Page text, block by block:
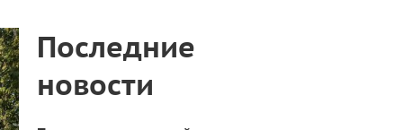
Последние
новости